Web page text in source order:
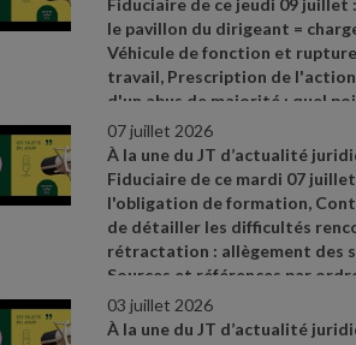
Cass. soc. 24 juin 2026, n° 24-
Fiduciaire de ce jeudi 09 juillet
le pavillon du dirigeant =
Véhicule de fonction et
travail, Prescription de
d'un abus de majorité : quel
Sources et références par
l’écran : - CAA Versailles n° 24VE01416 du 4 juin
2026 - Cass. soc., 3 juin 2026,
moyen) - Cass. com., 6 mai
07 juillet 2026
À la une du JT d’actualité
Fiduciaire de ce mardi 07
l'obligation de formation,
de détailler les difficultés
rétractation : allègement des
Sources et références par
l’écran : - Réponse ministérielle Aviragnet n° 4213,
JO Assemblée nationale du 12
03 juillet 2026
À la une du JT d’actualité